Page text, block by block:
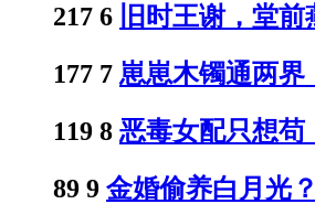
217 6
旧时王谢，堂前
177 7 崽崽木镯通两界
119 8 恶毒女配只想苟
89 9 金婚偷养白月光